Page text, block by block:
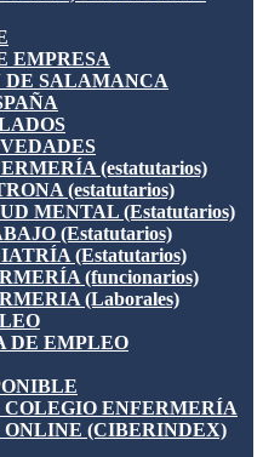
EMPRESA
DE SALAMANCA
(estatutarios)
(estatutarios)
MENTAL (Estatutarios)
(Estatutarios)
(Estatutarios)
(funcionarios)
(Laborales)
DE EMPLEO
ENFERMERÍA
(CIBERINDEX)